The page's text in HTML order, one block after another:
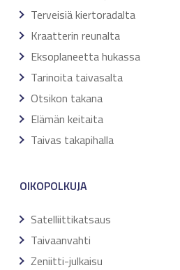
Terveisiä kiertoradalta
Kraatterin reunalta
Eksoplaneetta hukassa
Tarinoita taivasalta
Otsikon takana
Elämän keitaita
Taivas takapihalla
OIKOPOLKUJA
Satelliittikatsaus
Taivaanvahti
Zeniitti-julkaisu